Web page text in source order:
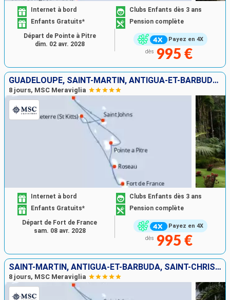
Payez en 4X
Internet à bord
Clubs Enfants dès 3 ans
Enfants Gratuits*
Pension complète
dès 995 €
Départ de Pointe à Pitre
dim. 02 avr. 2028
GUADELOUPE, SAINT-MARTIN, ANTIGUA-ET-BARBUDA, SAINT-CHRISTOPHE-ET-NIÉVÈS, DOMINIQUE, MARTINIQUE
8 jours, MSC Meraviglia
Payez en 4X
Internet à bord
Clubs Enfants dès 3 ans
Enfants Gratuits*
Pension complète
dès 995 €
Départ de Fort de France
sam. 08 avr. 2028
SAINT-MARTIN, ANTIGUA-ET-BARBUDA, SAINT-CHRISTOPHE-ET-NIÉVÈS, DOMINIQUE, MARTINIQUE, GUADELOUPE
8 jours, MSC Meraviglia